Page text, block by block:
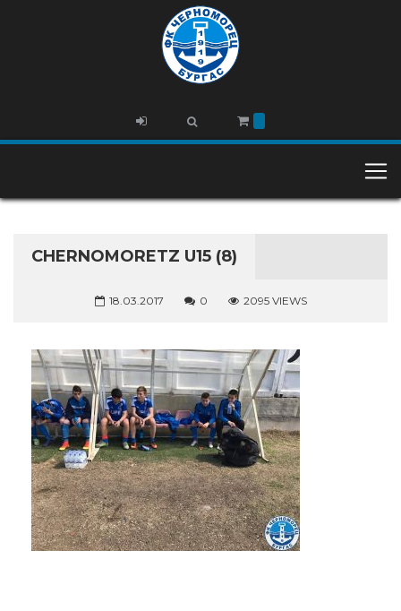
CHERNOMORETZ U15 (8)
18.03.2017 0 2095 VIEWS